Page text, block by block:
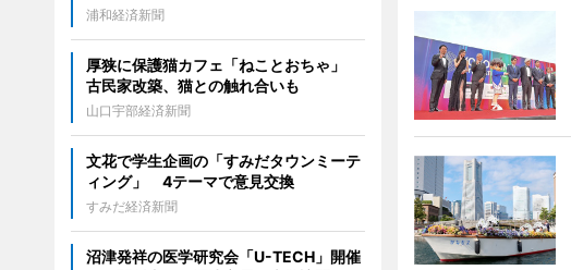
浦和経済新聞
厚狭に保護猫カフェ「ねことおちゃ」
古民家改築、猫との触れ合いも
山口宇部経済新聞
文花で学生企画の「すみだタウンミーテ
ィング」 4テーマで意見交換
すみだ経済新聞
沼津発祥の医学研究会「U-TECH」開催